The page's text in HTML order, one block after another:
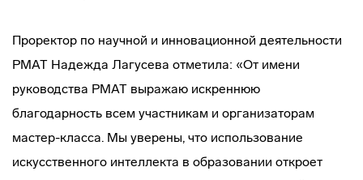
Проректор по научной и инновационной деятельности
РМАТ Надежда Лагусева отметила: «От имени
руководства РМАТ выражаю искреннюю
благодарность всем участникам и организаторам
мастер-класса. Мы уверены, что использование
искусственного интеллекта в образовании откроет